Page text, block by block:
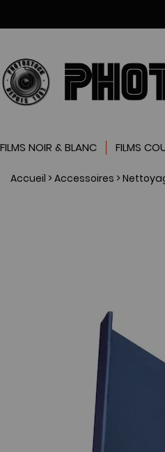
FILMS NOIR & BLANC FILMS
Accueil >Accessoires >